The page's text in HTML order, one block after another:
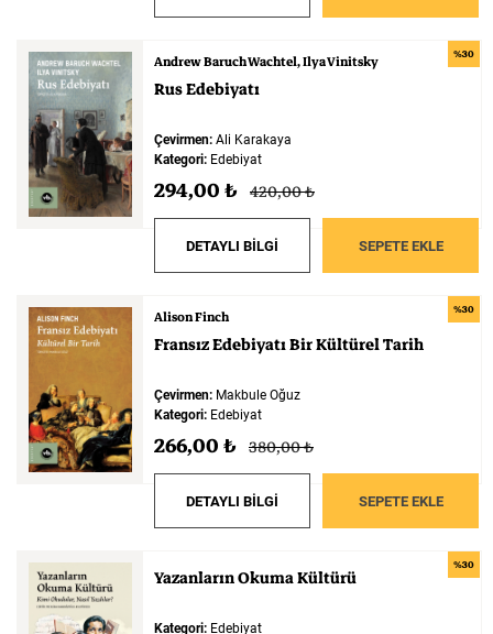
%30
Andrew Baruch Wachtel Ilya Vinitsky
RusEdebiyatı
Çevirmen: Ali Karakaya
Kategori: Edebiyat
294,00 ₺ 420,00 ₺
DETAYLI BİLGİ SEPETE EKLE
%30
Alison Finch
FransızEdebiyatıBirKültürelTarih
Çevirmen: Makbule Oğuz
Kategori: Edebiyat
266,00 ₺ 380,00 ₺
DETAYLI BİLGİ SEPETE EKLE
%30
YazanlarınOkumaKültürü
Kategori: Edebiyat